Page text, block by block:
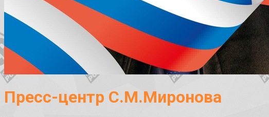
Пресс-центр С.М.Миронова